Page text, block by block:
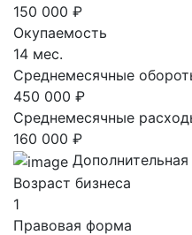
150 000 ₽
Окупаемость
14 мес.
Среднемесячные
450 000 ₽
Среднемесячные
160 000 ₽
Возраст бизнеса
1
Правовая форма